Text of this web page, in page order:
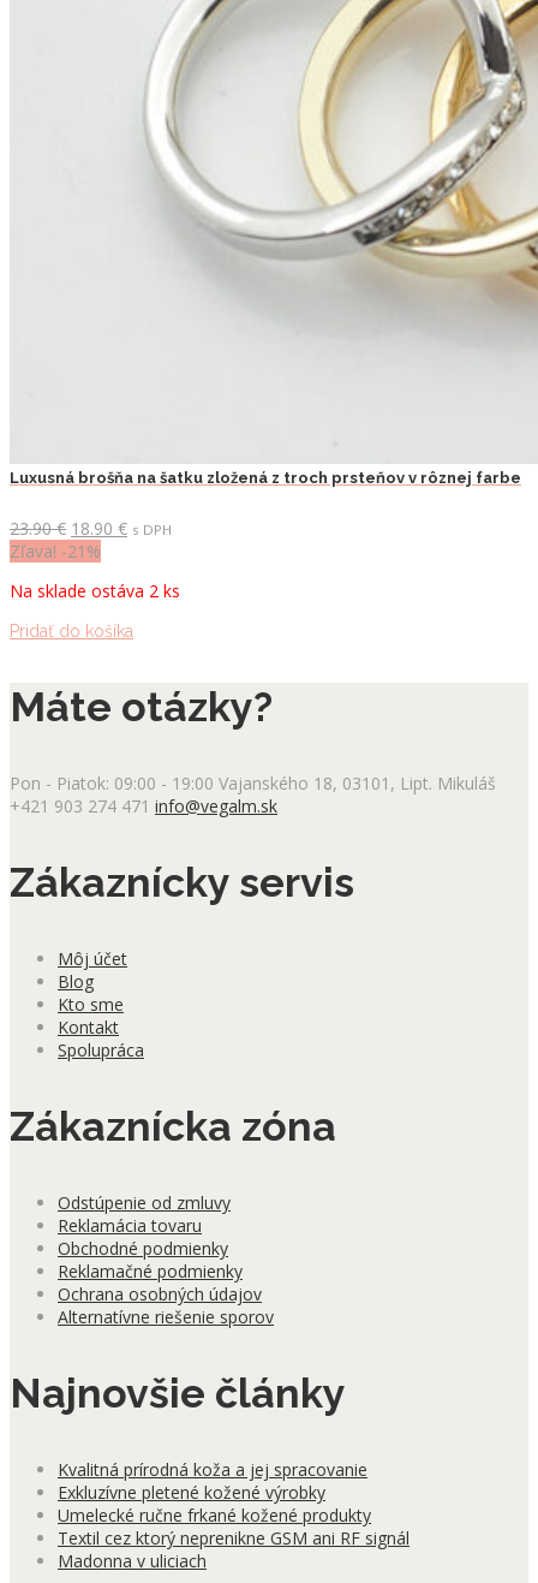
Luxusná brošňa na šatku zložená z troch prsteňov v rôznej farbe
23.90€ Pôvodná
cena
23.90 €.
18.90 €Aktuálna
18.90 €.
s DPH
Zľava! -21%
Na sklade ostáva 2 ks
Pridať do košíka
Máte otázky?
Pon - Piatok: 09:00 - 19:00 Vajanského 18, 03101, Lipt. Mikuláš
+421 903 274 471 info@vegalm.sk
Zákaznícky servis
Môj účet
Blog
Kto sme
Kontakt
Spolupráca
Zákaznícka zóna
Odstúpenie od zmluvy
Reklamácia tovaru
Obchodné podmienky
Reklamačné podmienky
Ochrana osobných údajov
Alternatívne riešenie sporov
Najnovšie články
Kvalitná prírodná koža a jej spracovanie
Exkluzívne pletené kožené výrobky
Umelecké ručne frkané kožené produkty
Textil cez ktorý neprenikne GSM ani RF signál
Madonna v uliciach